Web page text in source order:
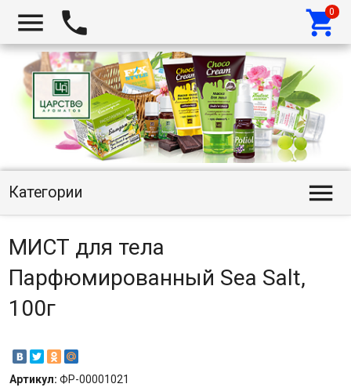
  
Категории 
МИСТ для тела
Парфюмированный Sea Salt,
100г
Артикул: ФР-00001021